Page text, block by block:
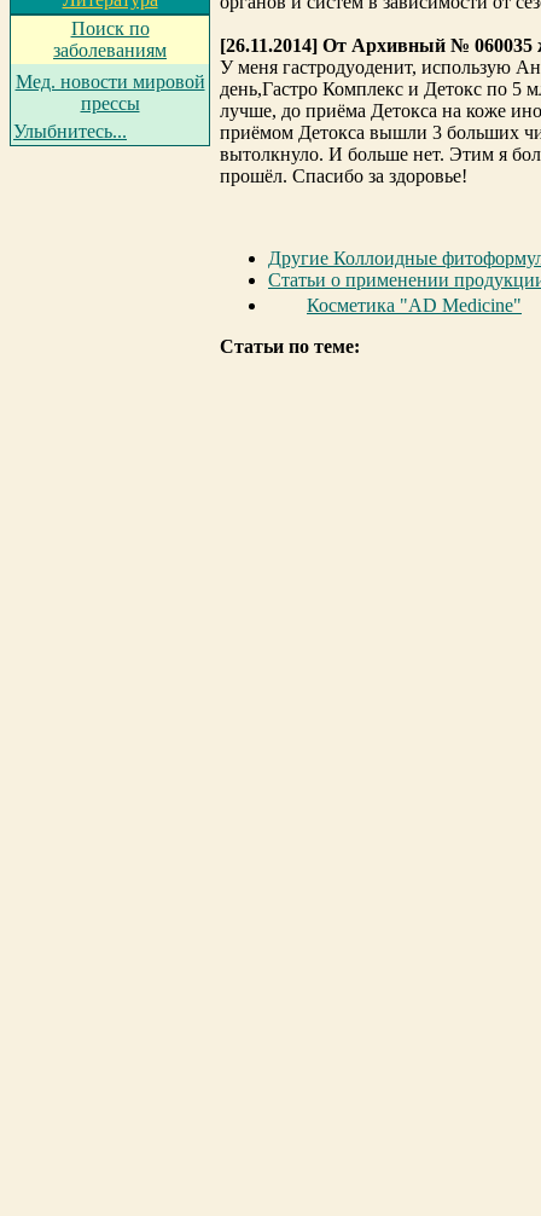
Поиск по
заболеваниям
Мед. новости мировой
прессы
Улыбнитесь...
[26.11.2014] От Архивный № 060035
У меня гастродуоденит, использую
день,Гастро Комплекс и Детокс по 5
лучше, до приёма Детокса на коже
приёмом Детокса вышли 3 больших
вытолкнуло. И больше нет. Этим я
прошёл. Спасибо за здоровье!
Другие Коллоидные
Статьи о применении
Косметика "AD Medicine"
Статьи по теме: